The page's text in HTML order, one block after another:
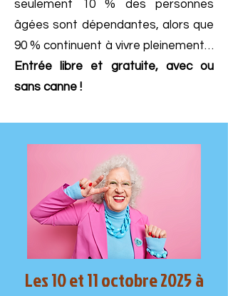
seulement 10 % des personnes
âgées sont dépendantes, alors que
90 % continuent à vivre pleinement…
Entrée libre et gratuite, avec ou
sans canne !
Les 10 et 11 octobre 2025 à